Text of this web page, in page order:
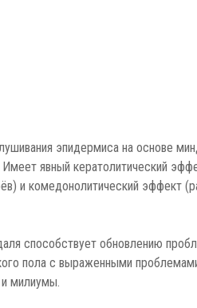
эпидермиса на основе
явный кератолитический
и комедонолитический эффект
способствует обновлению
пола с выраженными
милиумы.